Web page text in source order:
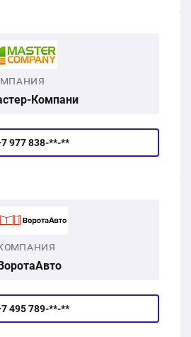
Компани
977 838-**-**
ВоротаАвто
495 789-**-**